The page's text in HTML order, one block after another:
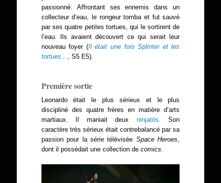
passionné. Affrontant ses ennemis dans un
collecteur d’eau, le rongeur tomba et fut sauvé
par ses quatre petites tortues, qui le sortirent de
l’eau. Ils avaient découvert ce qui serait leur
nouveau foyer (Il était une fois Splinter et les
tortues… , S5 E5).
Première sortie
Leonardo était le plus sérieux et le plus
discipliné des quatre frères en matière d’arts
martiaux. Il maniait deux ninjatōs. Son
caractère très sérieux était contrebalancé par sa
passion pour la série télévisée Space Heroes,
dont il possédait une collection de comics.